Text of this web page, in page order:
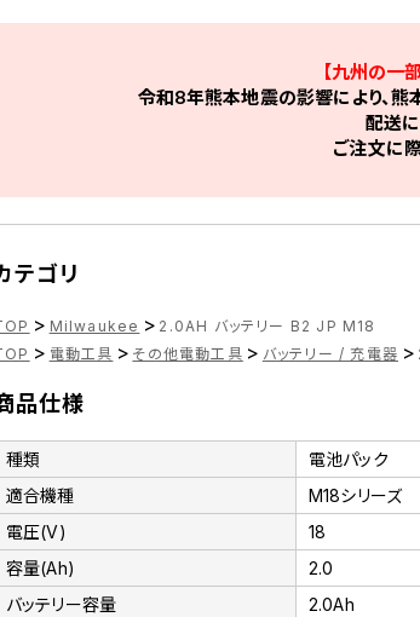
【九州の一
令和8年熊本地震の影響により、熊
配送
ご注文に
テゴリ
> Milwaukee > 2.0AH バッテリー B2 JP M18
> 電動工具 > その他電動工具 > バッテリー / 充電器 >
品仕様
種類
電池パック
適合機種
M18シリーズ
電圧(V)
18
容量(Ah)
2.0
バッテリー容量
2.0Ah